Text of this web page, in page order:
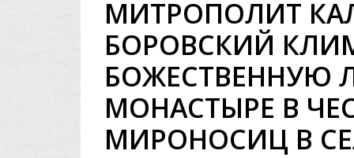
МИТРОПОЛИТ
БОРОВСКИЙ
БОЖЕСТВЕННУЮ
МОНАСТЫРЕ В
МИРОНОСИЦ В